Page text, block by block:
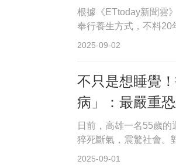
根據《ETtoday新聞雲
奉行養生方式，不料20
2025-09-02
不只是想睡覺
病」：最嚴重
日前，高雄一名55歲
猝死斷氣，震驚社會。
2025-09-01